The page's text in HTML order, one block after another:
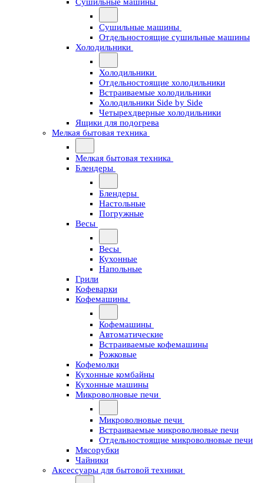
Сушильные машины
Отдельностоящие сушильные машины
Холодильники
Холодильники
Отдельностоящие холодильники
Встраиваемые холодильники
Холодильники Side by Side
Четырехдверные холодильники
Ящики для подогрева
Мелкая бытовая техника
Мелкая бытовая техника
Блендеры
Блендеры
Настольные
Погружные
Весы
Весы
Кухонные
Напольные
Грили
Кофеварки
Кофемашины
Кофемашины
Автоматические
Встраиваемые кофемашины
Рожковые
Кофемолки
Кухонные комбайны
Кухонные машины
Микроволновые печи
Микроволновые печи
Встраиваемые микроволновые печи
Отдельностоящие микроволновые печи
Мясорубки
Чайники
Аксессуары для бытовой техники